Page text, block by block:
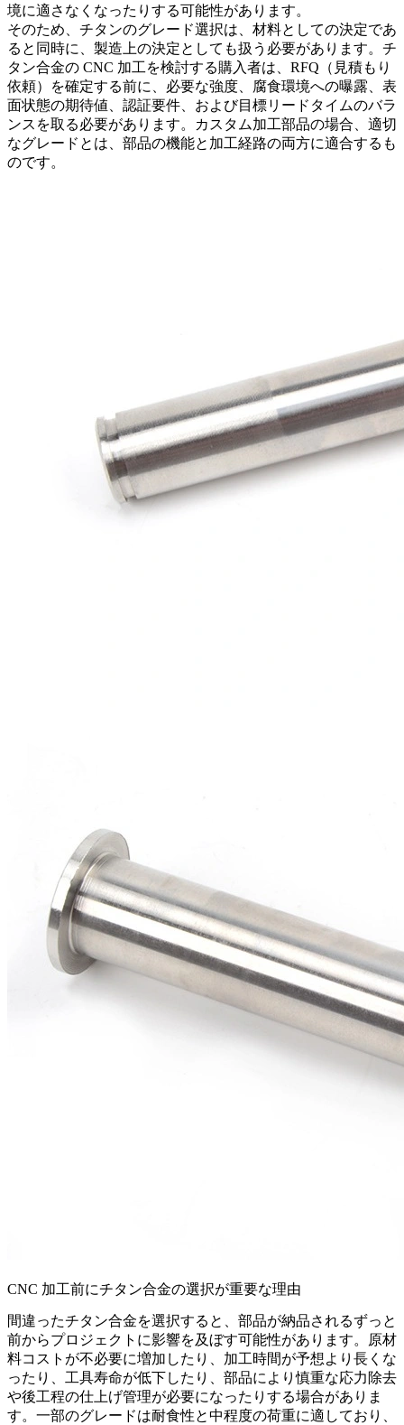
境に適さなくなったりする可能性があります。
そのため、チタンのグレード選択は、材料としての決定であ
ると同時に、製造上の決定としても扱う必要があります。 チ
タン合金の CNC 加工を検討する購入者は、RFQ（見積もり
依頼）を確定する前に、必要な強度、腐食環境への曝露、表
面状態の期待値、認証要件、および目標リードタイムのバラ
ンスを取る必要があります。カスタム加工部品の場合、適切
なグレードとは、部品の機能と加工経路の両方に適合するも
のです。
CNC 加工前にチタン合金の選択が重要な理由
間違ったチタン合金を選択すると、部品が納品されるずっと
前からプロジェクトに影響を及ぼす可能性があります。原材
料コストが不必要に増加したり、加工時間が予想より長くな
ったり、工具寿命が低下したり、部品により慎重な応力除去
や後工程の仕上げ管理が必要になったりする場合がありま
す。一部のグレードは耐食性と中程度の荷重に適しており、